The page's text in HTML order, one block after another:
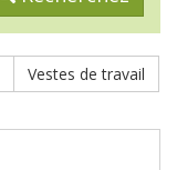
Vestes de travail